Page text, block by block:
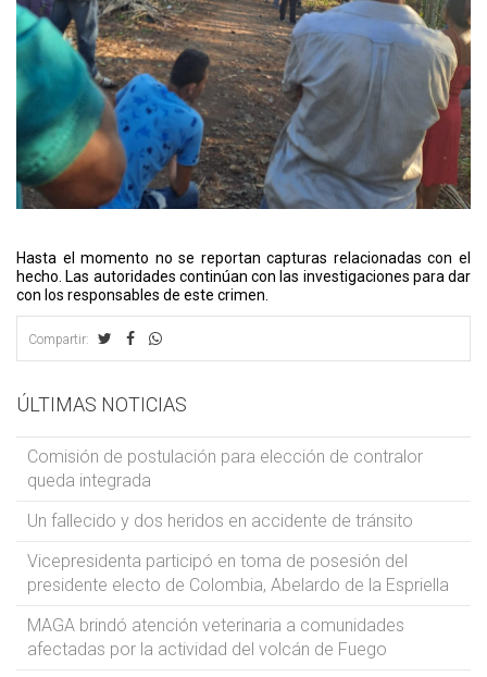
Hasta el momento no se reportan capturas relacionadas con el
hecho. Las autoridades continúan con las investigaciones para dar
con los responsables de este crimen.
Compartir:
ÚLTIMAS NOTICIAS
Comisión de postulación para elección de contralor
queda integrada
Un fallecido y dos heridos en accidente de tránsito
Vicepresidenta participó en toma de posesión del
presidente electo de Colombia, Abelardo de la Espriella
MAGA brindó atención veterinaria a comunidades
afectadas por la actividad del volcán de Fuego